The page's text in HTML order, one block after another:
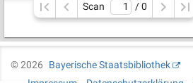
Scan / 0
©2026
Bayerische Staatsbibliothek